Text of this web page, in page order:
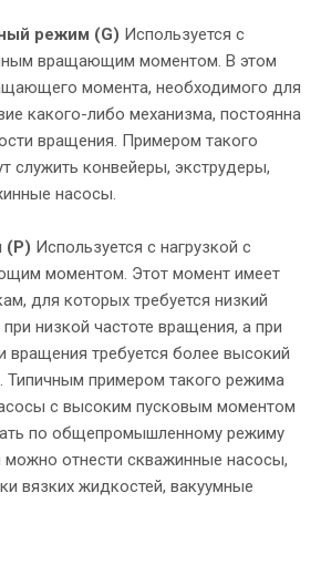
режим (G) Используется с
вращающим моментом. В этом
момента, необходимого для
какого-либо механизма, постоянна
вращения. Примером такого
служить конвейеры, экструдеры,
насосы.
(P) Используется с нагрузкой с
моментом. Этот момент имеет
для которых требуется низкий
низкой частоте вращения, а при
вращения требуется более высокий
примером такого режима
с высоким пусковым моментом
по общепромышленному режиму
можно отнести скважинные насосы,
вязких жидкостей, вакуумные